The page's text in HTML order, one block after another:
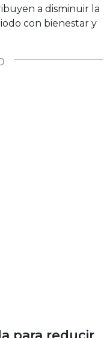
a disminuir la
con bienestar y